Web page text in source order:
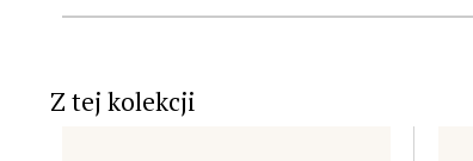
Z tej kolekcji